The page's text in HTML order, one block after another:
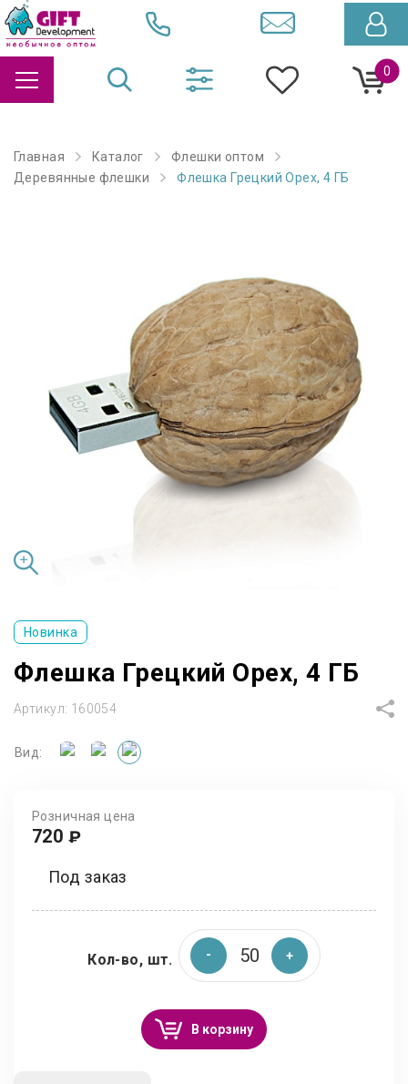
0
Главная Каталог
Флешки оптом
Деревянные флешки
Флешка Грецкий Орех, 4 ГБ
Новинка
Флешка Грецкий Орех, 4 ГБ
Артикул: 160054
Вид:
Розничная цена
720 ₽
Под заказ
Кол-во, шт.
В корзину